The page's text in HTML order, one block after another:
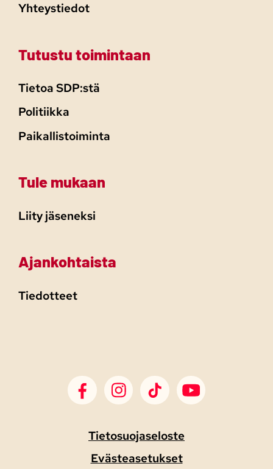
Yhteystiedot
Tutustu toimintaan
Tietoa SDP:stä
Politiikka
Paikallistoiminta
Tule mukaan
Liity jäseneksi
Ajankohtaista
Tiedotteet
SDP Facebook
SDP Instagram
SDP TikTokSDP Youtube
Tietosuojaseloste
Evästeasetukset